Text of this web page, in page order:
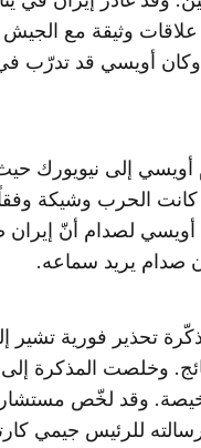
وثيقة مع
أويسي قد تدرّب في
عام 1980، قدِم أويسي إلى
كانت الحرب وشيكة
أويسي لصدام أنّ
صدام يريد سماعه.
تحذير فورية تشير
وخلصت المذكرة
وقد لخّص مستشار
للرئيس جيمي